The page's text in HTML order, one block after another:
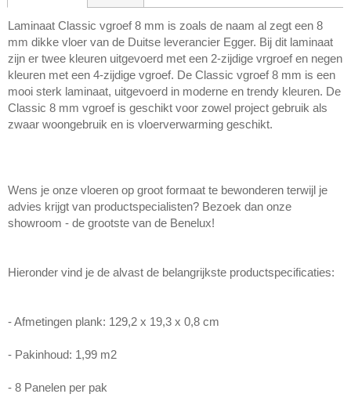
Laminaat Classic vgroef 8 mm is zoals de naam al zegt een 8
mm dikke vloer van de Duitse leverancier Egger. Bij dit laminaat
zijn er twee kleuren uitgevoerd met een 2-zijdige vrgroef en negen
kleuren met een 4-zijdige vgroef. De Classic vgroef 8 mm is een
mooi sterk laminaat, uitgevoerd in moderne en trendy kleuren. De
Classic 8 mm vgroef is geschikt voor zowel project gebruik als
zwaar woongebruik en is vloerverwarming geschikt.
Wens je onze vloeren op groot formaat te bewonderen terwijl je
advies krijgt van productspecialisten? Bezoek dan onze
showroom - de grootste van de Benelux!
Hieronder vind je de alvast de belangrijkste productspecificaties:
- Afmetingen plank: 129,2 x 19,3 x 0,8 cm
- Pakinhoud: 1,99 m2
- 8 Panelen per pak